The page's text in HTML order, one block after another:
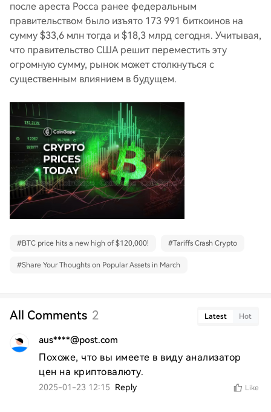
после ареста Росса ранее федеральным
правительством было изъято 173 991 биткоинов на
сумму $33,6 млн тогда и $18,3 млрд сегодня. Учитывая,
что правительство США решит переместить эту
огромную сумму, рынок может столкнуться с
существенным влиянием в будущем.
#BTC price hits a new high of $120,000! #Tariffs Crash Crypto
#Share Your Thoughts on Popular Assets in March
All Comments 2 Latest Hot
aus****@post.com
Похоже, что вы имеете в виду анализатор
цен на криптовалюту.
2025-01-23 12:15 Reply Like